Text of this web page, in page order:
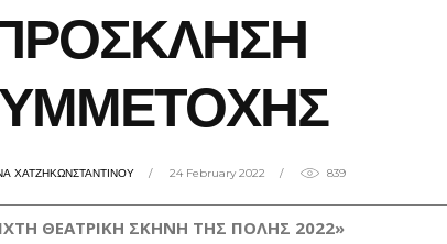
ΧΑΤΖΗΚΩΝΣΤΑΝΤΙΝΟΥ 24 February 2022 839
ΘΕΑΤΡΙΚΗ ΣΚΗΝΗ ΤΗΣ ΠΟΛΗΣ 2022»